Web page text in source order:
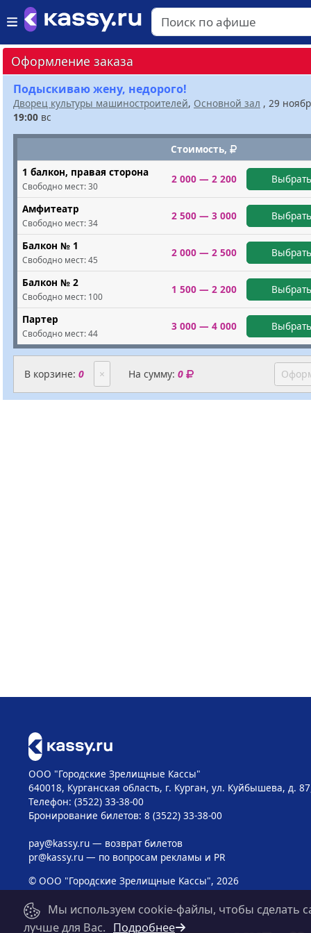
Оформление заказа
Подыскиваю жену, недорого!
Дворец культуры машиностроителей, Основной зал , 29
19:00 вс
Стоимость,
1 балкон, правая сторона
Свободно мест:30
2 000 — 2 200
Амфитеатр
Свободно мест:34
2 500 — 3 000
Балкон № 1
Свободно мест:45
2 000 — 2 500
Балкон № 2
Свободно мест: 100
1 500 — 2 200
Партер
Свободно мест:44
3 000 — 4 000
В корзине: 0 × На сумму:0
ООО "Городские Зрелищные Кассы"
640018, Курганская область, г. Курган, ул. Куйбышева, д.
Телефон: (3522) 33-38-00
Бронирование билетов: 8 (3522) 33-38-00
pay@kassy.ru— возврат билетов
pr@kassy.ru— по вопросам рекламы и PR
© ООО "Городские Зрелищные Кассы", 2026
Мы используем cookie-файлы, чтобы сделать
лучше для Вас. Подробнее